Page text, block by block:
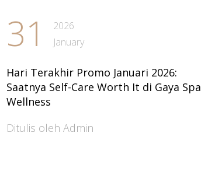
31
2026
January
Hari Terakhir Promo Januari 2026:
Saatnya Self-Care Worth It di Gaya Spa
Wellness
Ditulis oleh Admin